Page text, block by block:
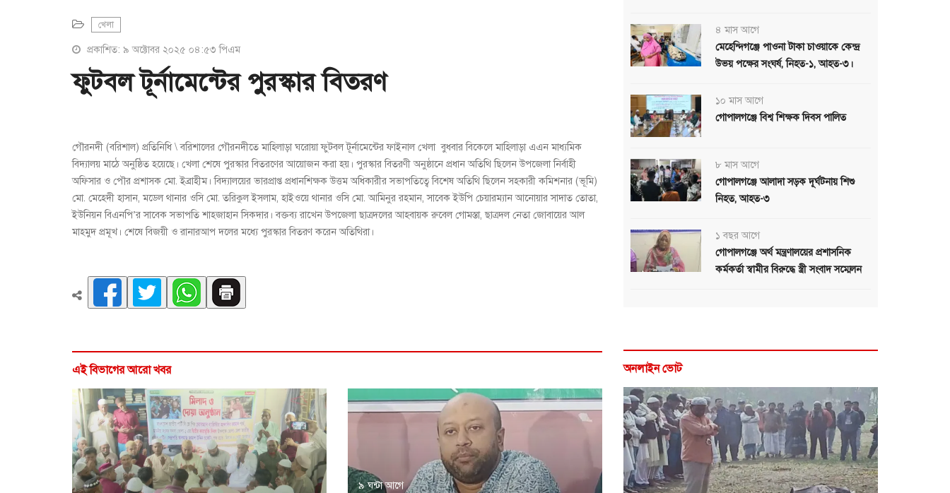
খেলা
প্রকাশিত: ৯ অক্টোবর ২০২৫ ০৪:৫৩ পিএম
ফুটবল টূর্নামেন্টের পুরস্কার বিতরণ
গৌরনদী (বরিশাল) প্রতিনিধি \ বরিশালের গৌরনদীতে মাহিলাড়া ঘরোয়া ফুটবল টূর্নামেন্টের ফাইনাল খেলা বুধবার বিকেলে মাহিলাড়া এএন মাধ্যমিক
বিদ্যালয় মাঠে অনুষ্ঠিত হয়েছে। খেলা শেষে পুরস্কার বিতরণের আয়োজন করা হয়। পুরস্কার বিতরণী অনুষ্ঠানে প্রধান অতিথি ছিলেন উপজেলা নির্বাহী
অফিসার ও পৌর প্রশাসক মো. ইব্রাহীম। বিদ্যালয়ের ভারপ্রাপ্ত প্রধানশিক্ষক উত্তম অধিকারীর সভাপতিত্বে বিশেষ অতিথি ছিলেন সহকারী কমিশনার (ভূমি)
মো. মেহেদী হাসান, মডেল থানার ওসি মো. তরিকুল ইসলাম, হাইওয়ে থানার ওসি মো. আমিনুর রহমান, সাবেক ইউপি চেয়ারম্যান আনোয়ার সাদাত তোতা,
ইউনিয়ন বিএনপি’র সাবেক সভাপতি শাহজাহান সিকদার। বক্তব্য রাখেন উপজেলা ছাত্রদলের আহবায়ক রুবেল গোমস্তা, ছাত্রদল নেতা জোবায়ের আল
মাহমুদ প্রমূখ। শেষে বিজয়ী ও রানারআপ দলের মধ্যে পুরস্কার বিতরণ করেন অতিথিরা।
এই বিভাগের আরো খবর
৯ ঘন্টা আগে
৪ মাস আগে
মেহেন্দিগঞ্জে পাওনা টাকা চাওয়াকে কেন্দ্র
উভয় পক্ষের সংঘর্ষ, নিহত-১, আহত-৩।
১০ মাস আগে
গোপালগঞ্জে বিশ্ব শিক্ষক দিবস পালিত
৮ মাস আগে
গোপালগঞ্জে আলাদা সড়ক দূর্ঘটনায় শিশু
নিহত, আহত-৩
১ বছর আগে
গোপালগঞ্জে অর্থ মন্ত্রণালয়ের প্রশাসনিক
কর্মকর্তা স্বামীর বিরুদ্ধে স্ত্রী সংবাদ সম্মেলন
অনলাইন ভোট